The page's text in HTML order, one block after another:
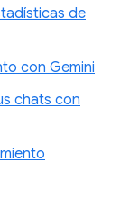
de
con Gemini
chats con